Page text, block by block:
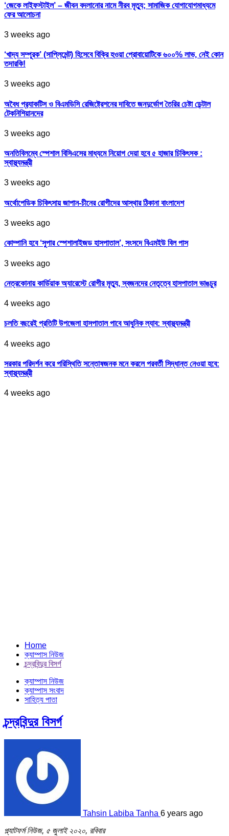
‘জেকে লাইফস্টাইল’ – জীবন বদলানোর নামে নীরব মৃত্যু; সামাজিক যোগাযোগমাধ্যমে
ফের আলোচনা
3 weeks ago
‘খাদ্য সম্পূরক’ (সাপ্লিমেন্ট) হিসেবে বিক্রি হওয়া প্রোবায়োটিকে ৬০০% লাভ, নেই কোন
তদারকি!
3 weeks ago
অবৈধ প্র‍্যাকটিস ও বিএমডিসি রেজিষ্ট্রেশনের দাবিতে জনদুর্ভোগ তৈরির চেষ্টা ডেন্টাল
টেকনিশিয়ানদের
3 weeks ago
অনতিবিলম্বে স্পেশাল বিসিএসের মাধ্যমে নিয়োগ দেয়া হবে ৫ হাজার চিকিৎসক :
স্বাস্থ্যমন্ত্রী
3 weeks ago
অর্থোপেডিক চিকিৎসায় জাপান-চীনের রোগীদের আস্থার ঠিকানা বাংলাদেশ
3 weeks ago
কোম্পানি হবে ‘সুপার স্পেশালাইজড হাসপাতাল’, সংসদে বিএমইউ বিল পাস
3 weeks ago
নেত্রকোনায় কার্ডিয়াক অ্যারেস্টে রোগীর মৃত্যু, স্বজনদের নেতৃত্বে হাসপাতাল ভাঙচুর
4 weeks ago
চলতি বছরেই প্রতিটি উপজেলা হাসপাতাল পাবে আধুনিক ল্যাব: স্বাস্থ্যমন্ত্রী
4 weeks ago
সরকার পরিদর্শন করে পরিস্থিতি সন্তোষজনক মনে করলে পরবর্তী সিদ্ধান্ত নেওয়া হবে:
স্বাস্থ্যমন্ত্রী
4 weeks ago
Home
ক্যাম্পাস নিউজ
চন্দ্রবিন্দুর বিসর্গ
ক্যাম্পাস নিউজ
ক্যাম্পাস সংবাদ
সাহিত্য পাতা
চন্দ্রবিন্দুর বিসর্গ
Tahsin Labiba Tanha 6 years ago
প্ল্যাটফর্ম নিউজ, ৫ জুলাই ২০২০, রবিবার